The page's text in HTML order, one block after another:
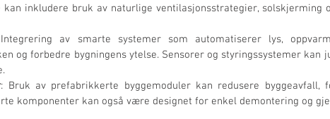
inkludere bruk av naturlige ventilasjonsstrategier, solskjerming
av smarte systemer som automatiserer lys,
og forbedre bygningens ytelse. Sensorer og styringssystemer kan
: Bruk av prefabrikkerte byggemoduler kan redusere byggeavfall,
komponenter kan også være designet for enkel demontering og